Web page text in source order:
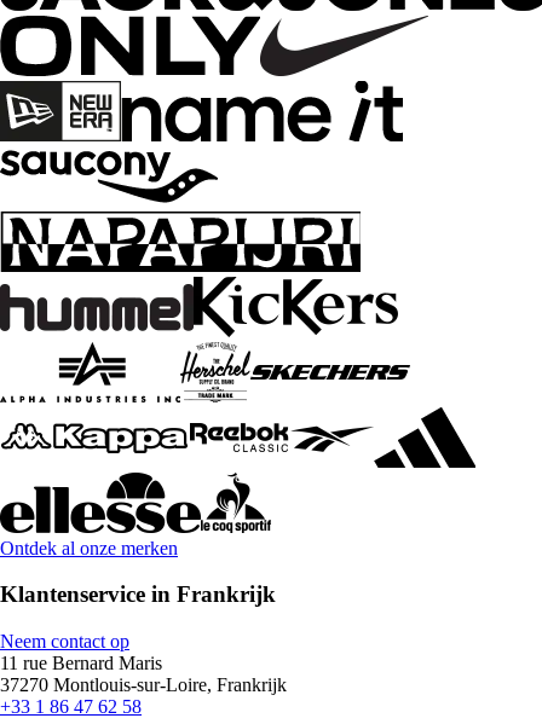
Ontdek al onze merken
Klantenservice in Frankrijk
Neem contact op
11 rue Bernard Maris
37270 Montlouis-sur-Loire, Frankrijk
+33 1 86 47 62 58